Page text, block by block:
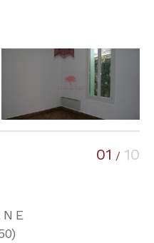
01 / 10
CRITÈRES
PISCINE